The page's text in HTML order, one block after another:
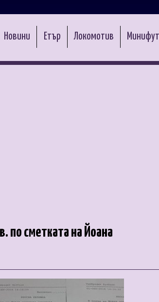
Новини Етър Локомотив
по сметката на Йоана